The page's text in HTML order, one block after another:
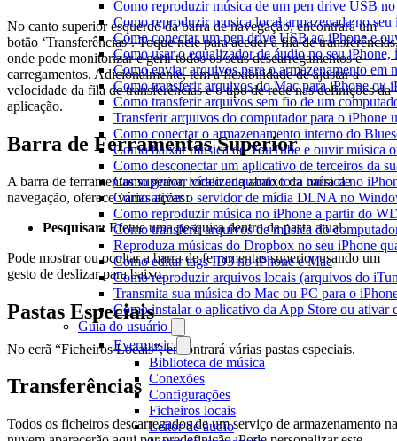
Como reproduzir música de um pen drive USB
Como reproduzir musica local armazenada no
Como conectar um pen drive USB ao iPhone e
Como usar o equalizador de áudio no seu
Como enviar arquivos para o armazenamento
Como transferir arquivos do Mac para iPhone ou
Como transferir arquivos sem fio de um
Transferir arquivos do computador para o iPhone
Como conectar o armazenamento interno do
Como baixar música do YouTube e ouvir música
Como desconectar um aplicativo de terceiros da
Como gravar vídeo enquanto toca música no
Como ativar o servidor de mídia DLNA no
Como reproduzir música no iPhone a partir do
Como transferir arquivos de música do
Reproduza músicas do Dropbox no seu iPhone
Como editar tags ID3 no iPhone e Mac
Como reproduzir arquivos locais (arquivos do
Transmita sua música do Mac ou PC para o
Como instalar o aplicativo da App Store ou
Guia do usuário
Evermusic
Biblioteca de música
Conexões
Configurações
Ficheiros locais
Leitor de áudio
No canto superior esquerdo da barra de navegação, encontrará um
botão ‘Transferências’. Toque nele para aceder à fila de
onde pode monitorizar e gerir todos os seus descarregamentos e
carregamentos. Adicionalmente, tem a flexibilidade de ajustar a
velocidade da fila de transferências e o tipo de rede nas definições da
aplicação.
Barra de Ferramentas Superior
A barra de ferramentas superior, localizada abaixo da barra de
navegação, oferece várias ações:
Pesquisar: Efetue uma pesquisa dentro da pasta atual.
Pode mostrar ou ocultar a barra de ferramentas superior usando um
gesto de deslizar para baixo.
Pastas Especiais
No ecrã “Ficheiros Locais”, encontrará várias pastas especiais.
Transferências
Todos os ficheiros descarregados de um serviço de armazenamento na